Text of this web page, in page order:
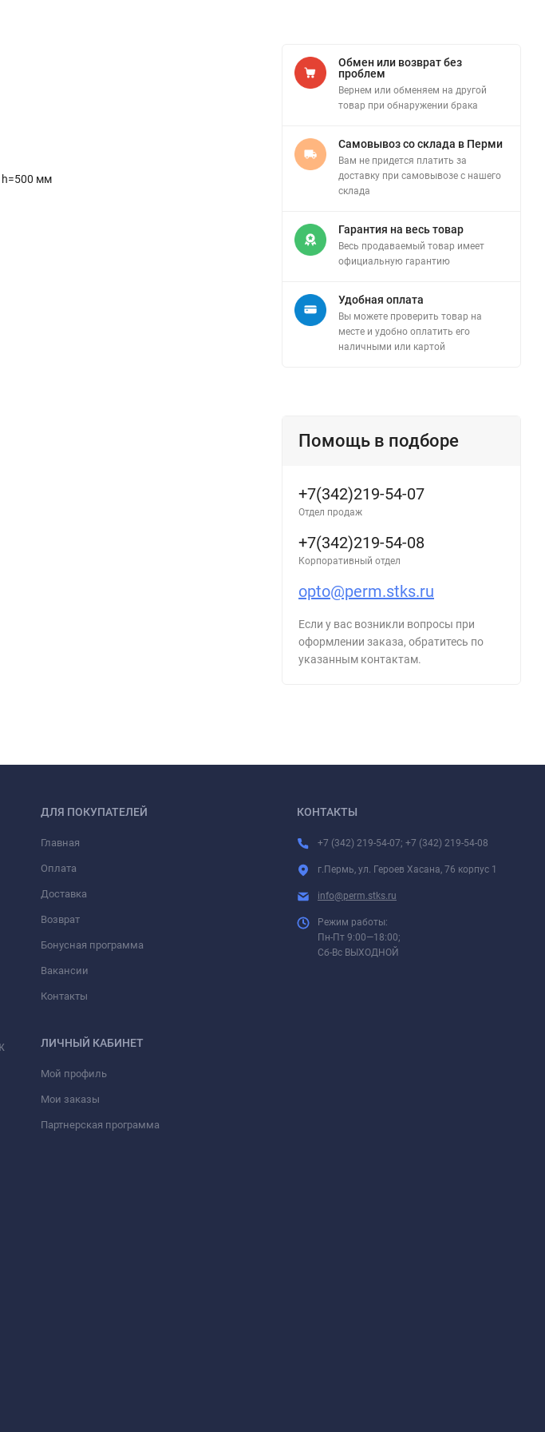
h=500 мм
Обмен или возврат без
проблем
Вернем или обменяем на другой
товар при обнаружении брака
Самовывоз со склада в Перми
Вам не придется платить за
доставку при самовывозе с нашего
склада
Гарантия на весь товар
Весь продаваемый товар имеет
официальную гарантию
Удобная оплата
Вы можете проверить товар на
месте и удобно оплатить его
наличными или картой
Помощь в подборе
+7(342)219-54-07
Отдел продаж
+7(342)219-54-08
Корпоративный отдел
opto@perm.stks.ru
Если у вас возникли вопросы при
оформлении заказа, обратитесь по
указанным контактам.
ДЛЯ ПОКУПАТЕЛЕЙ
Главная
Оплата
Доставка
Возврат
Бонусная программа
Вакансии
Контакты
ЛИЧНЫЙ КАБИНЕТ
Мой профиль
Мои заказы
Партнерская программа
КОНТАКТЫ
+7 (342) 219-54-07; +7 (342) 219-54-08
г.Пермь, ул. Героев Хасана, 76 корпус 1
info@perm.stks.ru
Режим работы:
Пн-Пт 9:00—18:00;
Сб-Вс ВЫХОДНОЙ